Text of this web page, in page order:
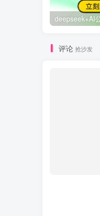
评论 抢沙发